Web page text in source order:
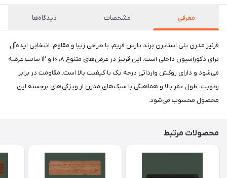
معرفی مشخصات دیدگاه‌ها
قرنیز مدرن پلی استایرن برند پارس فریم، با طراحی زیبا و مقاوم، انتخابی ایده‌آل
برای دکوراسیون داخلی است. این قرنیز در عرض‌های متنوع ۸، ۱۰ و ۱۲ سانت عرضه
می‌شود و دارای روکش وارداتی درجه یک با کیفیت بالا است. مقاومت در برابر
رطوبت، طول عمر بالا و هماهنگی با سبک‌های مدرن از ویژگی‌های برجسته این
محصول محسوب می‌شود.
محصولات مرتبط